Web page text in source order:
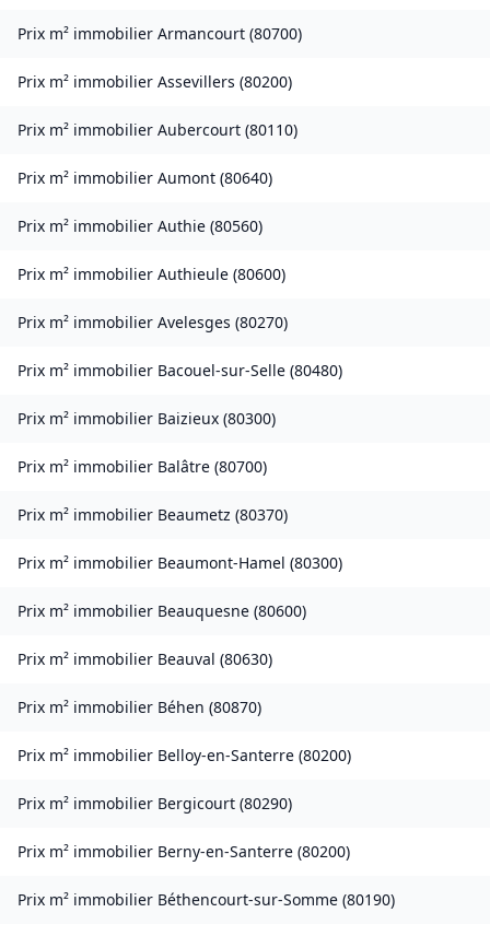
Prix m² immobilier Armancourt (80700)
Prix m² immobilier Assevillers (80200)
Prix m² immobilier Aubercourt (80110)
Prix m² immobilier Aumont (80640)
Prix m² immobilier Authie (80560)
Prix m² immobilier Authieule (80600)
Prix m² immobilier Avelesges (80270)
Prix m² immobilier Bacouel-sur-Selle (80480)
Prix m² immobilier Baizieux (80300)
Prix m² immobilier Balâtre (80700)
Prix m² immobilier Beaumetz (80370)
Prix m² immobilier Beaumont-Hamel (80300)
Prix m² immobilier Beauquesne (80600)
Prix m² immobilier Beauval (80630)
Prix m² immobilier Béhen (80870)
Prix m² immobilier Belloy-en-Santerre (80200)
Prix m² immobilier Bergicourt (80290)
Prix m² immobilier Berny-en-Santerre (80200)
Prix m² immobilier Béthencourt-sur-Somme (80190)